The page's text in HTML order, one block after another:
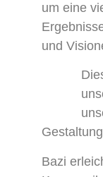
um eine
und
Bazi